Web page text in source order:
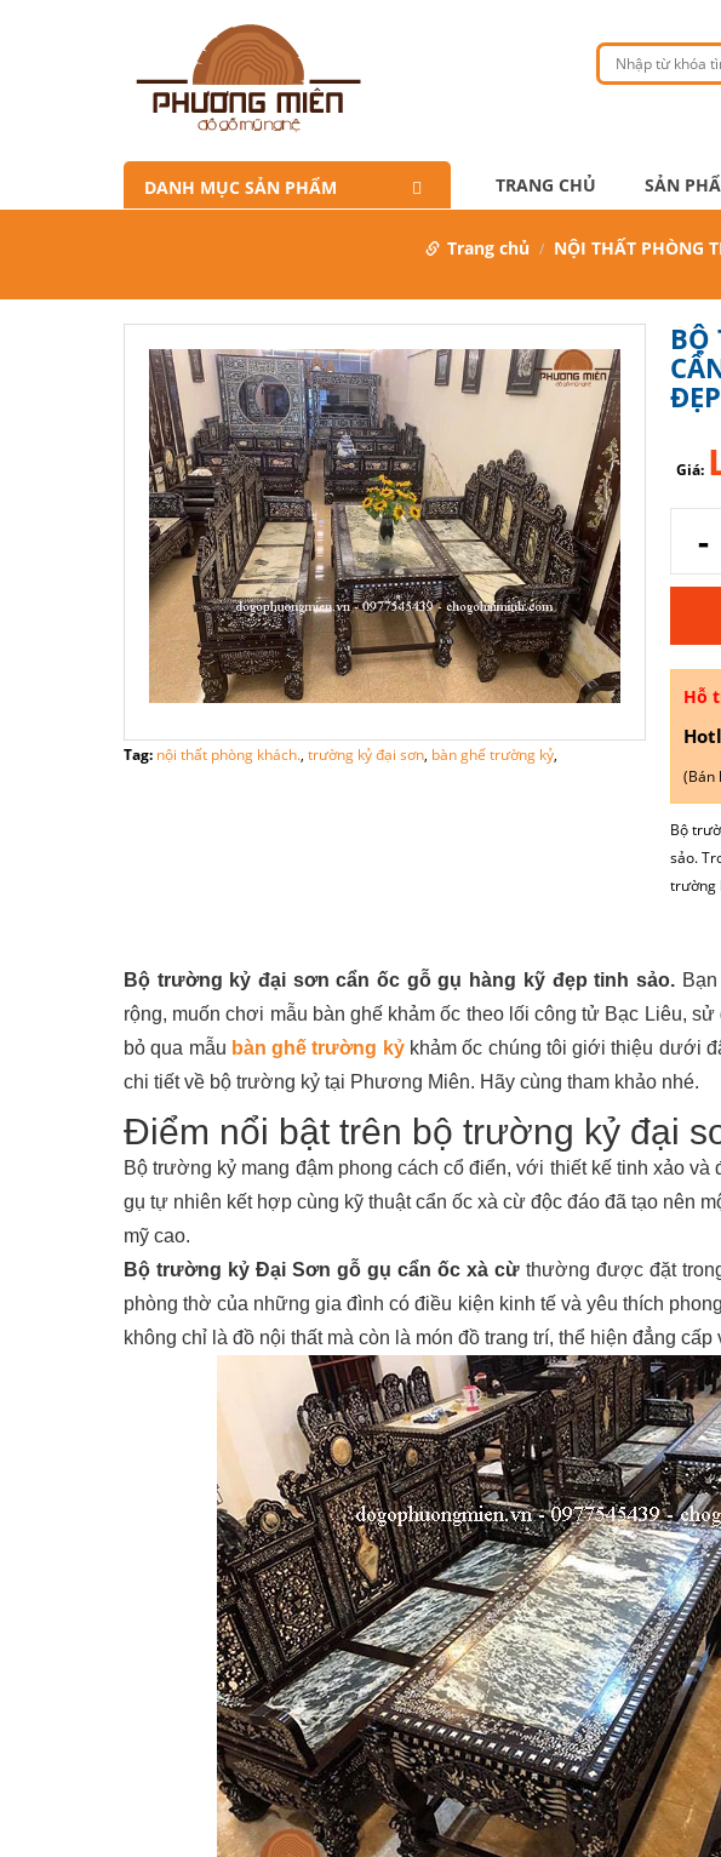
DANH MỤC SẢN PHẨM TRANG CHỦ SẢN
Trang chủ NỘI THẤT PHÒNG
Tag: nội thất phòng khách., trường kỷ đại sơn, bàn ghế trường kỷ,
BỘ
Giá:
-
Hỗ
(Bán
Bộ
sảo.
trường
Bộ trường kỷ đại sơn cẩn ốc gỗ gụ hàng kỹ đẹp tinh sảo.Bạn
rộng, muốn chơi mẫu bàn ghế khảm ốc theo lối công tử Bạc Liêu,
bỏ qua mẫu bàn ghế trường kỷkhảm ốc chúng tôi giới thiệu dưới
chi tiết về bộ trường kỷ tại Phương Miên. Hãy cùng tham khảo nhé.
Điểm nổi bật trên bộ trường kỷ đại
Bộ trường kỷ mang đậm phong cách cổ điển, với thiết kế tinh xảo
gụ tự nhiên kết hợp cùng kỹ thuật cẩn ốc xà cừ độc đáo đã tạo nên
mỹ cao.
Bộ trường kỷ Đại Sơn gỗ gụ cẩn ốc xà cừ thường được đặt
phòng thờ của những gia đình có điều kiện kinh tế và yêu thích
không chỉ là đồ nội thất mà còn là món đồ trang trí, thể hiện đẳng cấp